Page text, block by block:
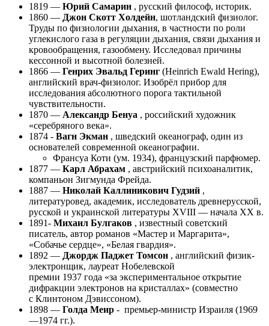
1819 — Юрий Самарин , русский философ, историк.
1860 — Джон Скотт Холдейн, шотландский физиолог.
Труды по физиологии дыхания, в частности по роли
углекислого газа в регуляции дыхания, связи дыхания и
кровообращения, газообмену. Исследовал причины
кессонной и высотной болезней.
1866 — Генрих Эвальд Геринг (Heinrich Ewald Hering),
английский врач-физиолог. Изобрёл прибор для
исследования абсолютного порога тактильной
чувствительности.
1870 — Александр Бенуа , российский художник
«серебряного века».
1874 - Вагн Экман , шведский океанограф, один из
основателей современной океанографии.
Франсуа Коти (ум. 1934), французский парфюмер.
1877 — Карл Абрахам , австрийский психоаналитик,
компаньон Зигмунда Фрейда.
1887 — Николай Каллиникович Гудзий ,
литературовед, академик, исследователь древнерусской,
русской и украинской литературы XVIII — начала XX в.
1891- Михаил Булгаков , известный советский
писатель, автор романов «Мастер и Маргарита»,
«Собачье сердце», «Белая гвардия».
1892 — Джордж Паджет Томсон , английский физик-
электронщик, лауреат Нобелевской
премии 1937 года «за экспериментальное открытие
дифракции электронов на кристаллах» (совместно
с Клинтоном Дэвиссоном).
1898 — Голда Меир - премьер-министр Израиля (1969
—1974 гг.).